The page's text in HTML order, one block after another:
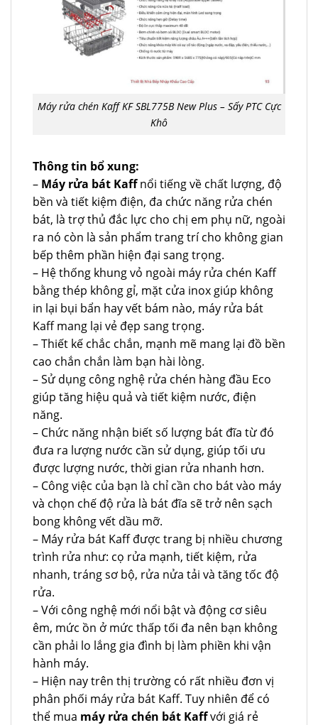
Máy rửa chén Kaff KF SBL775B New Plus – Sấy PTC Cực
Khô
Thông tin bổ xung:
– Máy rửa bát Kaffnổi tiếng về chất lượng, độ
bền và tiết kiệm điện, đa chức năng rửa chén
bát, là trợ thủ đắc lực cho chị em phụ nữ, ngoài
ra nó còn là sản phẩm trang trí cho không gian
bếp thêm phần hiện đại sang trọng.
– Hệ thống khung vỏ ngoài máy rửa chén Kaff
bằng thép không gỉ, mặt cửa inox giúp không
in lại bụi bẩn hay vết bám nào, máy rửa bát
Kaff mang lại vẻ đẹp sang trọng.
– Thiết kế chắc chắn, mạnh mẽ mang lại đồ bền
cao chắn chắn làm bạn hài lòng.
– Sử dụng công nghệ rửa chén hàng đầu Eco
giúp tăng hiệu quả và tiết kiệm nước, điện
năng.
– Chức năng nhận biết số lượng bát đĩa từ đó
đưa ra lượng nước cần sử dụng, giúp tối ưu
được lượng nước, thời gian rửa nhanh hơn.
– Công việc của bạn là chỉ cần cho bát vào máy
và chọn chế độ rửa là bát đĩa sẽ trở nên sạch
bong không vết dầu mỡ.
– Máy rửa bát Kaff được trang bị nhiều chương
trình rửa như: cọ rửa mạnh, tiết kiệm, rửa
nhanh, tráng sơ bộ, rửa nửa tải và tăng tốc độ
rửa.
– Với công nghệ mới nổi bật và động cơ siêu
êm, mức ồn ở mức thấp tối đa nên bạn không
cần phải lo lắng gia đình bị làm phiền khi vận
hành máy.
– Hiện nay trên thị trường có rất nhiều đơn vị
phân phối máy rửa bát Kaff. Tuy nhiên để có
thể mua máy rửa chén bát Kaffvới giá rẻ